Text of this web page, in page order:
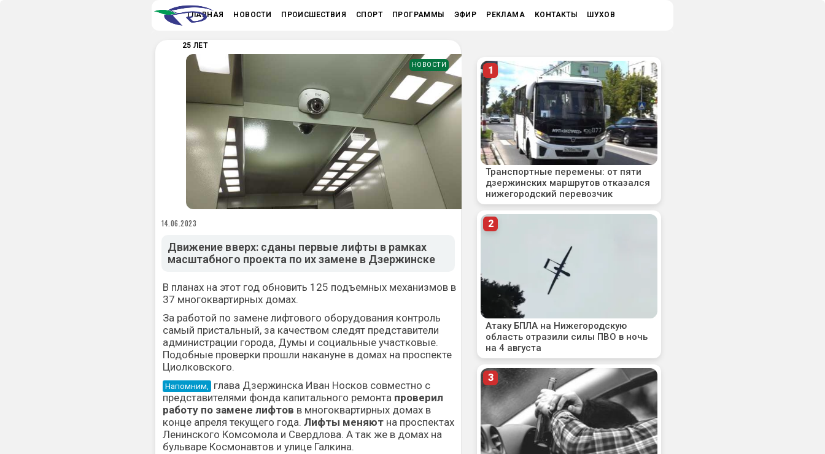
ГЛАВНАЯ НОВОСТИ ПРОИСШЕСТВИЯ СПОРТ ПРОГРАММЫ ЭФИР РЕКЛАМА КОНТАКТЫ ШУХОВ
25 ЛЕТ
НОВОСТИ
14.06.2023
Движение вверх: сданы первые лифты в рамках
масштабного проекта по их замене в Дзержинске
В планах на этот год обновить 125 подъемных механизмов в
37 многоквартирных домах.
За работой по замене лифтового оборудования контроль
самый пристальный, за качеством следят представители
администрации города, Думы и социальные участковые.
Подобные проверки прошли накануне в домах на проспекте
Циолковского.
Напомним,
глава Дзержинска Иван Носков совместно с
представителями фонда капитального ремонта проверил
работу по замене лифтов в многоквартирных домах в
конце апреля текущего года. Лифты меняют на проспектах
Ленинского Комсомола и Свердлова. А так же в домах на
бульваре Космонавтов и улице Галкина.